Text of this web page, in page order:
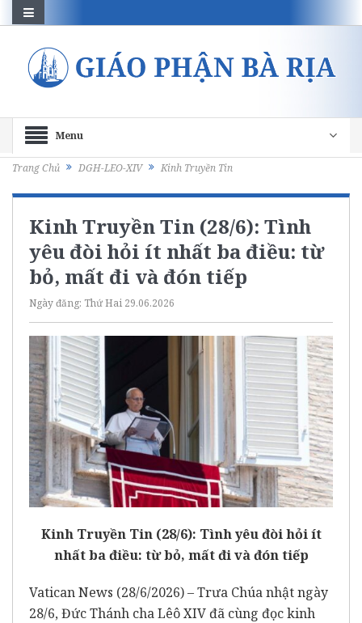
Menu
Trang Chủ DGH-LEO-XIV Kinh Truyền Tin
Kinh Truyền Tin (28/6): Tình
yêu đòi hỏi ít nhất ba điều: từ
bỏ, mất đi và đón tiếp
Ngày đăng: Thứ Hai 29.06.2026
Kinh Truyền Tin (28/6): Tình yêu đòi hỏi ít
nhất ba điều: từ bỏ, mất đi và đón tiếp
Vatican News (28/6/2026) – Trưa Chúa nhật ngày
28/6, Đức Thánh cha Lêô XIV đã cùng đọc kinh